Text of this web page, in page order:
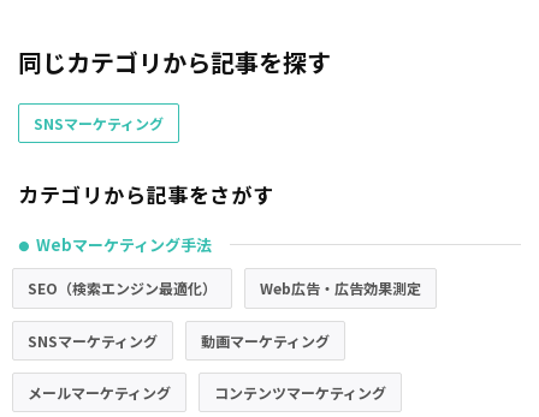
同じカテゴリから記事を探す
SNSマーケティング
カテゴリから記事をさがす
● Webマーケティング手法
SEO（検索エンジン最適化） Web広告・広告効果測定
SNSマーケティング 動画マーケティング
メールマーケティング コンテンツマーケティング